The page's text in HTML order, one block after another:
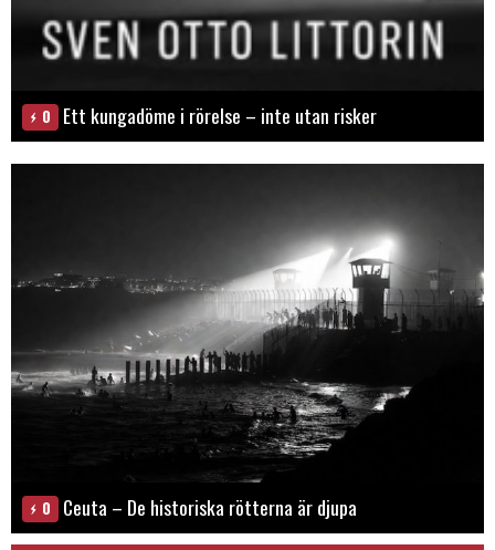
0 Ett kungadöme i rörelse – inte utan risker
0 Ceuta – De historiska rötterna är djupa